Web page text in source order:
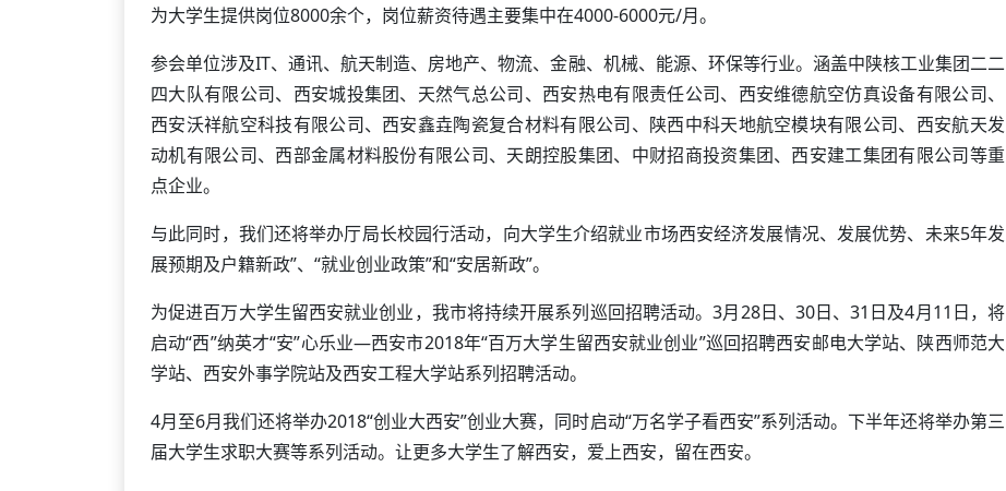
为大学生提供岗位8000余个，岗位薪资待遇主要集中在4000-6000元/月。
参会单位涉及IT、通讯、航天制造、房地产、物流、金融、机械、能源、环保等行业。涵盖中陕核工业集团二二
四大队有限公司、西安城投集团、天然气总公司、西安热电有限责任公司、西安维德航空仿真设备有限公司、
西安沃祥航空科技有限公司、西安鑫垚陶瓷复合材料有限公司、陕西中科天地航空模块有限公司、西安航天发
动机有限公司、西部金属材料股份有限公司、天朗控股集团、中财招商投资集团、西安建工集团有限公司等重
点企业。
与此同时，我们还将举办厅局长校园行活动，向大学生介绍就业市场西安经济发展情况、发展优势、未来5年发
展预期及户籍新政”、“就业创业政策”和“安居新政”。
为促进百万大学生留西安就业创业，我市将持续开展系列巡回招聘活动。3月28日、30日、31日及4月11日，将
启动“西”纳英才“安”心乐业—西安市2018年“百万大学生留西安就业创业”巡回招聘西安邮电大学站、陕西师范大
学站、西安外事学院站及西安工程大学站系列招聘活动。
4月至6月我们还将举办2018“创业大西安”创业大赛，同时启动“万名学子看西安”系列活动。下半年还将举办第三
届大学生求职大赛等系列活动。让更多大学生了解西安，爱上西安，留在西安。